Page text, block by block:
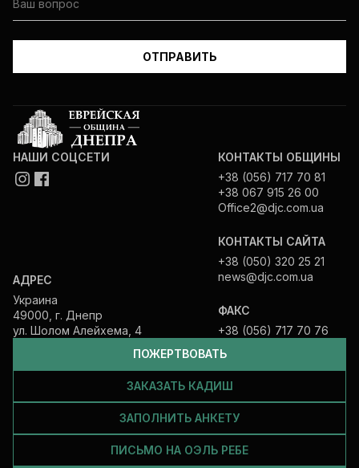
ПОЖЕРТВОВАТЬ
ЗАКАЗАТЬ КАДИШ
ЗАПОЛНИТЬ АНКЕТУ
ПИСЬМО НА ОЭЛЬ РЕБЕ
НАШИ СОЦСЕТИ
АДРЕС
Украина
49000, г. Днепр
ул. Шолом Алейхема, 4
КОНТАКТЫ ОБЩИНЫ
+38 (056) 717 70 81
+38 067 915 26 00
Office2@djc.com.ua
КОНТАКТЫ САЙТА
+38 (050) 320 25 21
news@djc.com.ua
ФАКС
+38 (056) 717 70 76